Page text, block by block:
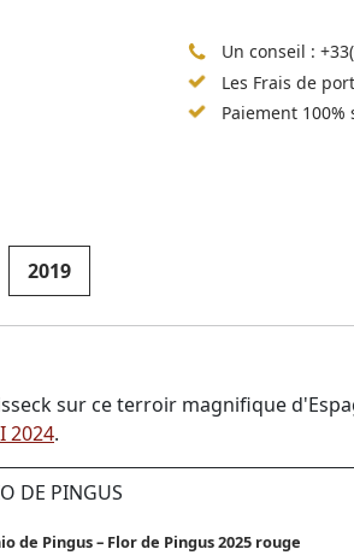
Un conseil :
Les Frais de
Paiement 100%
2019
sur ce terroir magnifique
2024.
DE PINGUS
de Pingus – Flor de Pingus 2025 rouge